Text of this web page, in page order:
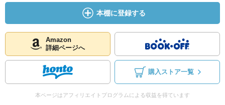
本棚に登録する
Amazon
詳細ページへ
購入ストア一覧
本ページはアフィリエイトプログラムによる収益を得ています